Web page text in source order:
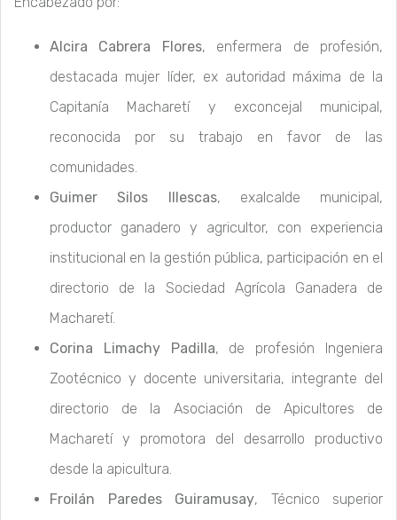
Alcira Cabrera Flores, enfermera de profesión,
destacada mujer líder, ex autoridad máxima de la
Capitanía Macharetí y exconcejal municipal,
reconocida por su trabajo en favor de las
comunidades.
Guimer Silos Illescas, exalcalde municipal,
productor ganadero y agricultor, con experiencia
institucional en la gestión pública, participación en el
directorio de la Sociedad Agrícola Ganadera de
Macharetí.
Corina Limachy Padilla, de profesión Ingeniera
Zootécnico y docente universitaria, integrante del
directorio de la Asociación de Apicultores de
Macharetí y promotora del desarrollo productivo
desde la apicultura.
Froilán Paredes Guiramusay, Técnico superior